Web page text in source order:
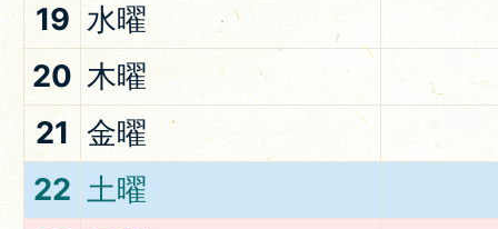
19 水曜
20 木曜
21 金曜
22 土曜